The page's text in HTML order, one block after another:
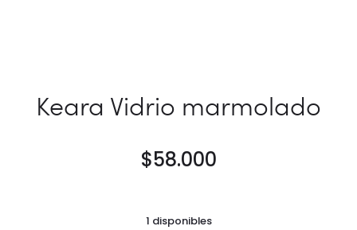
Keara Vidrio marmolado
$58.000
1 disponibles